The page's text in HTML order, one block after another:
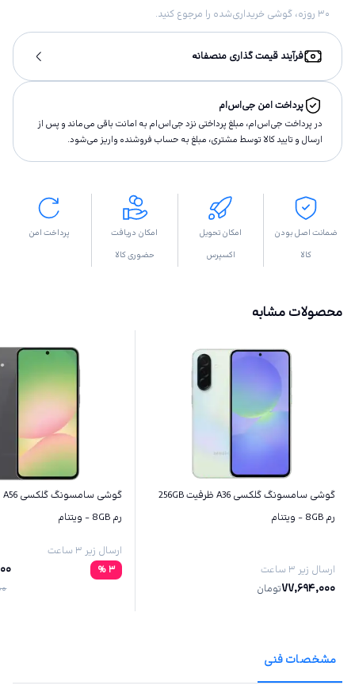
۳۰ روزه، گوشی خریداری‌شده را مرجوع کنید.
فرآیند قیمت گذاری منصفانه
پرداخت امن جی‌اس‌ام
در پرداخت جی‌اس‌ام، مبلغ پرداختى نزد جی‌اس‌ام به امانت باقى مى‌ماند و پس از
ارسال و تاييد كالا توسط مشتری، مبلغ به حساب فروشنده واريز مى‌شود.
ضمانت اصل بودن
کالا
امکان تحویل
اکسپرس
امکان دریافت
حضوری کالا
پرداخت امن
محصولات مشابه
گوشی سامسونگ گلکسی A36 ظرفیت 256GB
رم 8GB - ویتنام
ارسال زیر ۳ ساعت
77,694,000تومان
رم 8GB - ویتنام
ارسال زیر ۳ ساعت
3
%
مشخصات فنی